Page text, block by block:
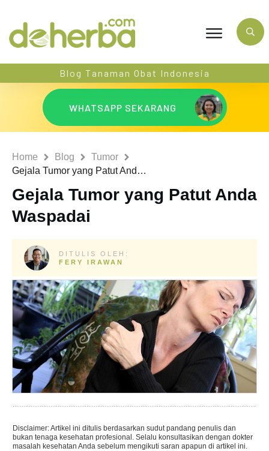
Blog Tanaman Obat Indonesia
WHATSAPP SEKARANG
Home Blog
Tumor
Gejala Tumor yang Patut Anda Waspadai
Gejala Tumor yang Patut Anda
Waspadai
DITULIS OLEH:
FERY IRAWAN
Disclaimer: Artikel ini ditulis berdasarkan sudut pandang penulis dan
bukan tenaga kesehatan profesional. Selalu konsultasikan dengan dokter
masalah kesehatan Anda sebelum mengikuti saran apapun di artikel ini.